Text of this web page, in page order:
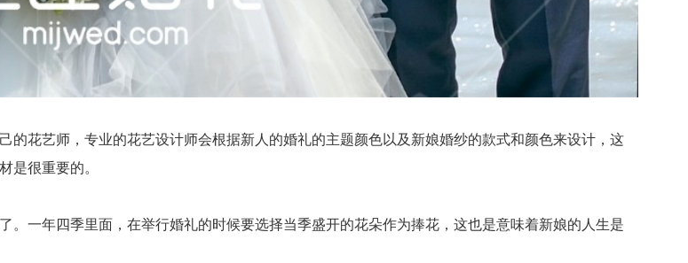
花艺师，专业的花艺设计师会根据新人的婚礼的主题颜色以及新娘婚纱的款式和颜色来设计，这
是很重要的。
一年四季里面，在举行婚礼的时候要选择当季盛开的花朵作为捧花，这也是意味着新娘的人生是